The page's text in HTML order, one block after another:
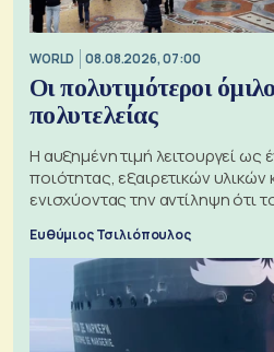
WORLD 08.08.2026, 07:00
Οι πολυτιμότεροι
πολυτελείας
Η αυξημένη τιμή λειτουργεί ως
ποιότητας, εξαιρετικών υλικών
ενισχύοντας την αντίληψη ότι
Ευθύμιος Τσιλιόπουλος